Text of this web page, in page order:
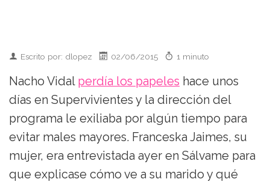
Escrito por: dlopez 02/06/2015 1 minuto
Nacho Vidal perdía los papeles hace unos
días en Supervivientes y la dirección del
programa le exiliaba por algún tiempo para
evitar males mayores. Franceska Jaimes, su
mujer, era entrevistada ayer en Sálvame para
que explicase cómo ve a su marido y qué